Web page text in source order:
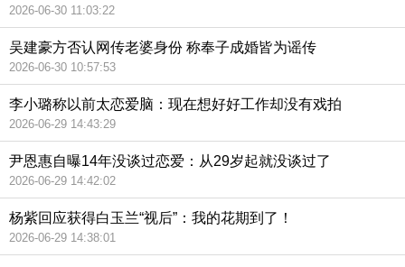
2026-06-30 11:03:22
吴建豪方否认网传老婆身份 称奉子成婚皆为谣传
2026-06-30 10:57:53
李小璐称以前太恋爱脑：现在想好好工作却没有戏拍
2026-06-29 14:43:29
尹恩惠自曝14年没谈过恋爱：从29岁起就没谈过了
2026-06-29 14:42:02
杨紫回应获得白玉兰“视后”：我的花期到了！
2026-06-29 14:38:01